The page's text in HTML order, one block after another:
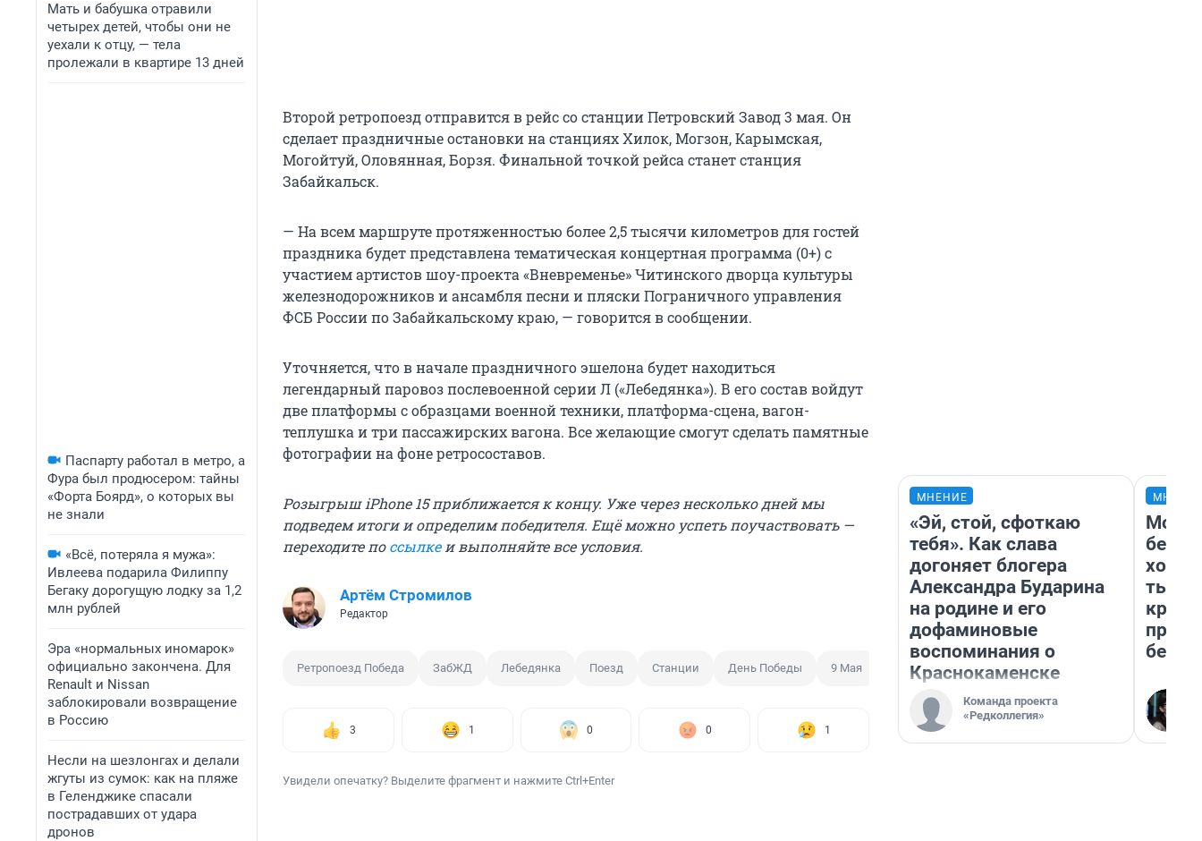
Мать и бабушка отравили
четырех детей, чтобы они не
уехали к отцу, — тела
пролежали в квартире 13 дней
Паспарту работал в метро, а
Фура был продюсером: тайны
«Форта Боярд», о которых вы
не знали
«Всё, потеряла я мужа»:
Ивлеева подарила Филиппу
Бегаку дорогущую лодку за 1,2
млн рублей
Эра «нормальных иномарок»
официально закончена. Для
Renault и Nissan
заблокировали возвращение
в Россию
Несли на шезлонгах и делали
жгуты из сумок: как на пляже
в Геленджике спасали
пострадавших от удара
дронов
Второй ретропоезд отправится в рейс со станции Петровский Завод 3 мая. Он
сделает праздничные остановки на станциях Хилок, Могзон, Карымская,
Могойтуй, Оловянная, Борзя. Финальной точкой рейса станет станция
Забайкальск.
— На всем маршруте протяженностью более 2,5 тысячи километров для гостей
праздника будет представлена тематическая концертная программа (0+) с
участием артистов шоу-проекта «Вневременье» Читинского дворца культуры
железнодорожников и ансамбля песни и пляски Пограничного управления
ФСБ России по Забайкальскому краю, — говорится в сообщении.
Уточняется, что в начале праздничного эшелона будет находиться
легендарный паровоз послевоенной серии Л («Лебедянка»). В его состав войдут
две платформы с образцами военной техники, платформа-сцена, вагон-
теплушка и три пассажирских вагона. Все желающие смогут сделать памятные
фотографии на фоне ретросоставов.
Розыгрыш iPhone 15 приближается к концу. Уже через несколько дней мы
подведем итоги и определим победителя. Ещё можно успеть поучаствовать —
переходите поссылкеи выполняйте все условия.
Артём Стромилов
Редактор
Ретропоезд Победа ЗабЖД Лебедянка Поезд Станции День Победы 9 Мая
3 1 0 0 1
Увидели опечатку? Выделите фрагмент и нажмите Ctrl+Enter
МНЕНИЕ
«Эй, стой, сфоткаю
тебя». Как слава
догоняет блогера
Александра Бударина
на родине и его
дофаминовые
воспоминания о
Краснокаменске
Команда проекта
«Редколлегия»
Мой